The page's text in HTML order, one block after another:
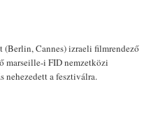
(Berlin, Cannes) izraeli filmrendező
marseille-i FID nemzetközi
nehezedett a fesztiválra.